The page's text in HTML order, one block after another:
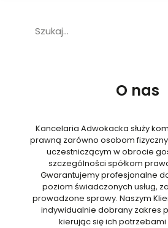
O nas
Kancelaria Adwokacka służy
prawną zarówno osobom
uczestniczącym w obrocie
szczególności spółkom
Gwarantujemy profesjonalne
poziom świadczonych usług,
prowadzone sprawy. Naszym
indywidualnie dobrany zakres
kierując się ich potrzebami